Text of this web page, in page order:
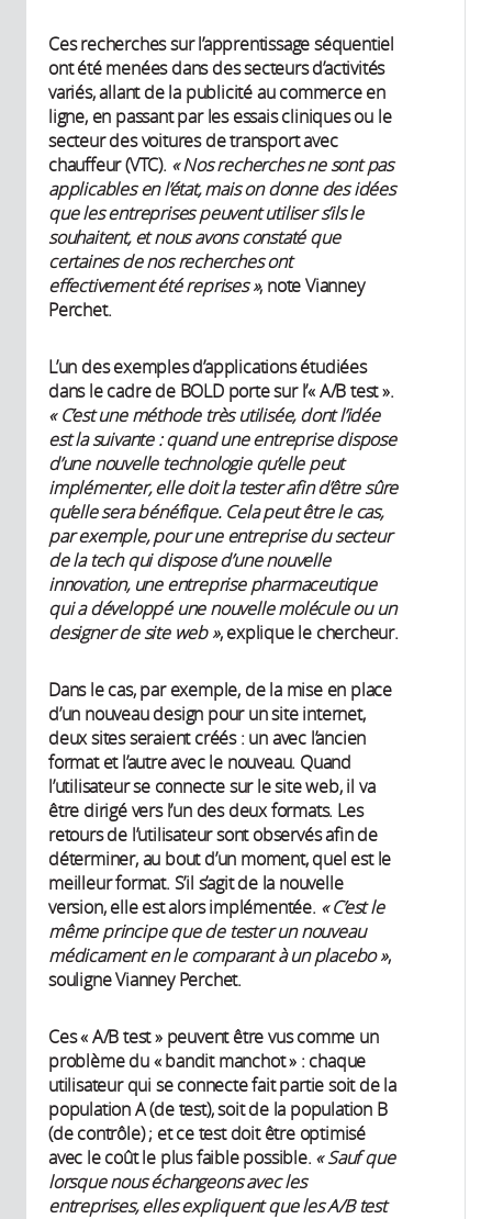
Ces recherches sur l’apprentissage séquentiel
ont été menées dans des secteurs d’activités
variés, allant de la publicité au commerce en
ligne, en passant par les essais cliniques ou le
secteur des voitures de transport avec
chauffeur (VTC). « Nos recherches ne sont pas
applicables en l’état, mais on donne des idées
que les entreprises peuvent utiliser s’ils le
souhaitent, et nous avons constaté que
certaines de nos recherches ont
effectivement été reprises », note Vianney
Perchet.
L’un des exemples d’applications étudiées
dans le cadre de BOLD porte sur l’« A/B test ».
« C’est une méthode très utilisée, dont l’idée
est la suivante : quand une entreprise dispose
d’une nouvelle technologie qu’elle peut
implémenter, elle doit la tester afin d’être sûre
qu’elle sera bénéfique. Cela peut être le cas,
par exemple, pour une entreprise du secteur
de la tech qui dispose d’une nouvelle
innovation, une entreprise pharmaceutique
qui a développé une nouvelle molécule ou un
designer de site web », explique le chercheur.
Dans le cas, par exemple, de la mise en place
d’un nouveau design pour un site internet,
deux sites seraient créés : un avec l’ancien
format et l’autre avec le nouveau. Quand
l’utilisateur se connecte sur le site web, il va
être dirigé vers l’un des deux formats. Les
retours de l’utilisateur sont observés afin de
déterminer, au bout d’un moment, quel est le
meilleur format. S’il s’agit de la nouvelle
version, elle est alors implémentée. « C’est le
même principe que de tester un nouveau
médicament en le comparant à un placebo »,
souligne Vianney Perchet.
Ces « A/B test » peuvent être vus comme un
problème du « bandit manchot » : chaque
utilisateur qui se connecte fait partie soit de la
population A (de test), soit de la population B
(de contrôle) ; et ce test doit être optimisé
avec le coût le plus faible possible. « Sauf que
lorsque nous échangeons avec les
entreprises, elles expliquent que les A/B test